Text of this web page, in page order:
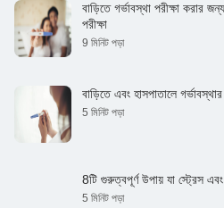
বাড়িতে গর্ভাবস্থা পরীক্ষা করার
পরীক্ষা
9 মিনিট পড়া
বাড়িতে এবং হাসপাতালে
5 মিনিট পড়া
8টি গুরুত্বপূর্ণ উপায় যা স্ট্রেস
5 মিনিট পড়া